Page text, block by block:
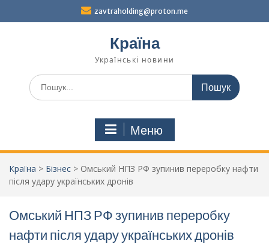
zavtraholding@proton.me
Країна
Українські новини
Шукати:
Меню
Країна > Бізнес > Омський НПЗ РФ зупинив переробку нафти
після удару українських дронів
Омський НПЗ РФ зупинив переробку
нафти після удару українських дронів